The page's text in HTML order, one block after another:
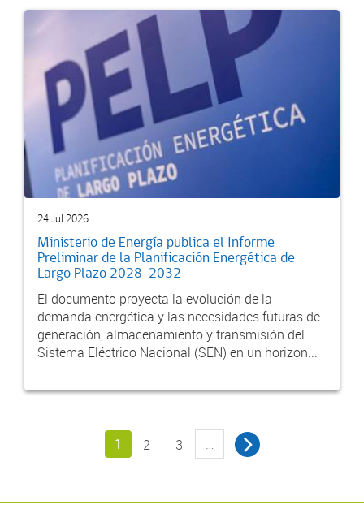
24 Jul 2026
Ministerio de Energía publica el Informe
Preliminar de la Planificación Energética de
Largo Plazo 2028-2032
El documento proyecta la evolución de la
demanda energética y las necesidades futuras de
generación, almacenamiento y transmisión del
Sistema Eléctrico Nacional (SEN) en un horizon...
1 2 3 …